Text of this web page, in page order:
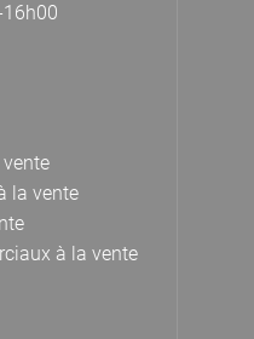
la vente
à la vente